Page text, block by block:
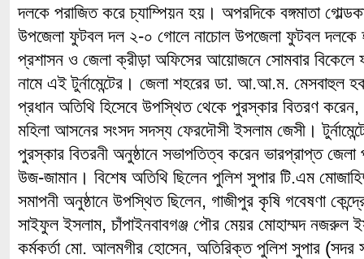
দলকে পরাজিত করে চ্যাম্পিয়ন হয়। অপরদিকে বঙ্গমাতা
উপজেলা ফুটবল দল ২-০ গোলে নাচোল উপজেলা ফুটবল দলকে
প্রশাসন ও জেলা ক্রীড়া অফিসের আয়োজনে সোমবার বিকেলে
নামে এই টুর্নামেন্টের। জেলা শহরের ডা. আ.আ.ম. মেসবাহুল হক
প্রধান অতিথি হিসেবে উপস্থিত থেকে পুরস্কার বিতরণ করেন,
মহিলা আসনের সংসদ সদস্য ফেরদৌসী ইসলাম জেসী।
পুরস্কার বিতরনী অনুষ্ঠানে সভাপতিত্ব করেন ভারপ্রাপ্ত
উজ-জামান। বিশেষ অতিথি ছিলেন পুলিশ সুপার টি.এম
সমাপনী অনুষ্ঠানে উপস্থিত ছিলেন, গাজীপুর কৃষি গবেষণা
সাইফুল ইসলাম, চাঁপাইনবাবগঞ্জ পৌর মেয়র মোহাম্মদ নজরুল
কর্মকর্তা মো. আলমগীর হোসেন, অতিরিক্ত পুলিশ সুপার (সদর